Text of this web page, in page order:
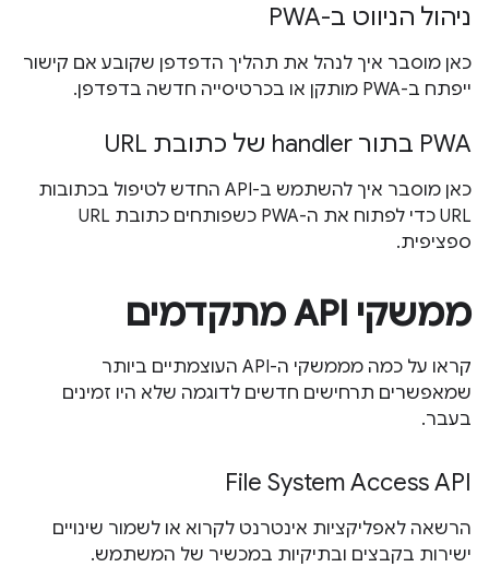
ניהול הניווט ב-PWA
כאן מוסבר איך לנהל את תהליך הדפדפן שקובע אם קישור
ייפתח ב-PWA מותקן או בכרטיסייה חדשה בדפדפן.
PWA בתור handler של כתובת URL
כאן מוסבר איך להשתמש ב-API החדש לטיפול בכתובות
URL כדי לפתוח את ה-PWA כשפותחים כתובת URL
ספציפית.
ממשקי API מתקדמים
קראו על כמה מממשקי ה-API העוצמתיים ביותר
שמאפשרים תרחישים חדשים לדוגמה שלא היו זמינים
בעבר.
File System Access API
הרשאה לאפליקציות אינטרנט לקרוא או לשמור שינויים
ישירות בקבצים ובתיקיות במכשיר של המשתמש.